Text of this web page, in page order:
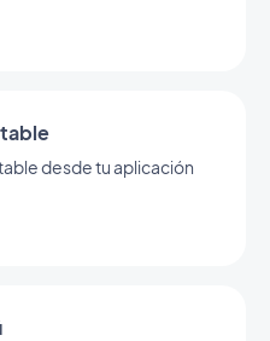
desde tu aplicación